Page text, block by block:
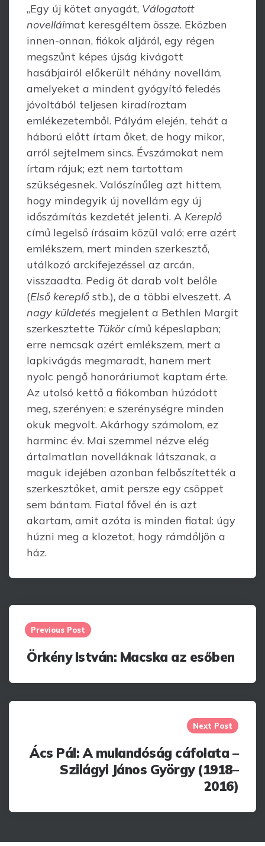
„Egy új kötet anyagát, Válogatott
novelláimat keresgéltem össze. Eközben
innen-onnan, fiókok aljáról, egy régen
megszűnt képes újság kivágott
hasábjairól előkerült néhány novellám,
amelyeket a mindent gyógyító feledés
jóvoltából teljesen kiradíroztam
emlékezetemből. Pályám elején, tehát a
háború előtt írtam őket, de hogy mikor,
arról sejtelmem sincs. Évszámokat nem
írtam rájuk; ezt nem tartottam
szükségesnek. Valószínűleg azt hittem,
hogy mindegyik új novellám egy új
időszámítás kezdetét jelenti. A Kereplő
című legelső írásaim közül való; erre azért
emlékszem, mert minden szerkesztő,
utálkozó arckifejezéssel az arcán,
visszaadta. Pedig öt darab volt belőle
(Első kereplő stb.), de a többi elveszett. A
nagy küldetés megjelent a Bethlen Margit
szerkesztette Tükör című képeslapban;
erre nemcsak azért emlékszem, mert a
lapkivágás megmaradt, hanem mert
nyolc pengő honoráriumot kaptam érte.
Az utolsó kettő a fiókomban húzódott
meg, szerényen; e szerénységre minden
okuk megvolt. Akárhogy számolom, ez
harminc év. Mai szemmel nézve elég
ártalmatlan novelláknak látszanak, a
maguk idejében azonban felbőszítették a
szerkesztőket, amit persze egy csöppet
sem bántam. Fiatal fővel én is azt
akartam, amit azóta is minden fiatal: úgy
húzni meg a klozetot, hogy rámdőljön a
ház.
Post
navigation
Previous Post
Örkény István: Macska az esőben
Next Post
Ács Pál: A mulandóság cáfolata –
Szilágyi János György (1918–
2016)